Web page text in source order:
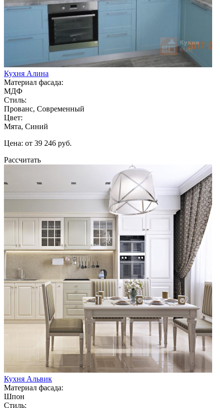
Кухня Алина
Материал фасада:
МДФ
Стиль:
Прованс, Современный
Цвет:
Мята, Синий
Цена: от 39 246 руб.
Рассчитать
Кухня Альвик
Материал фасада:
Шпон
Стиль: